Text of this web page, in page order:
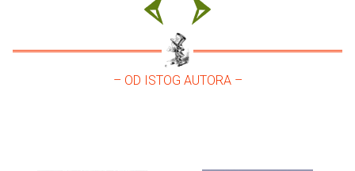
– OD ISTOG AUTORA –